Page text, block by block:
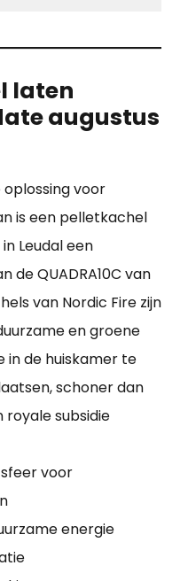
laten
augustus
voor
is een pelletkachel
Leudal een
de QUADRA10C van
van Nordic Fire zijn
en groene
in de huiskamer te
schoner dan
royale subsidie
voor
energie